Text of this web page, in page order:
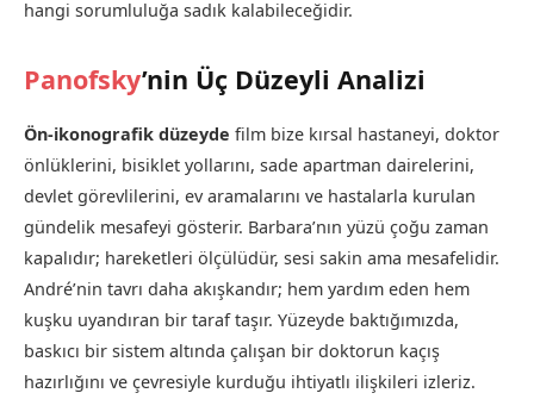
hangi sorumluluğa sadık kalabileceğidir.
Panofsky’nin Üç Düzeyli Analizi
Ön-ikonografik düzeyde film bize kırsal hastaneyi, doktor
önlüklerini, bisiklet yollarını, sade apartman dairelerini,
devlet görevlilerini, ev aramalarını ve hastalarla kurulan
gündelik mesafeyi gösterir. Barbara’nın yüzü çoğu zaman
kapalıdır; hareketleri ölçülüdür, sesi sakin ama mesafelidir.
André’nin tavrı daha akışkandır; hem yardım eden hem
kuşku uyandıran bir taraf taşır. Yüzeyde baktığımızda,
baskıcı bir sistem altında çalışan bir doktorun kaçış
hazırlığını ve çevresiyle kurduğu ihtiyatlı ilişkileri izleriz.